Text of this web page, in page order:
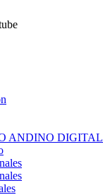
ANDINO DIGITAL